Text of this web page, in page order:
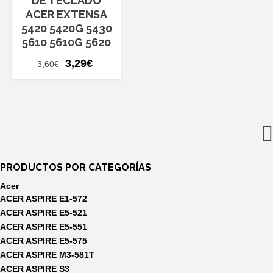
ACER EXTENSA
5420 5420G 5430
5610 5610G 5620
3,60€
El
3,29€
PRODUCTOS POR CATEGORÍAS
Acer
ACER ASPIRE E1-572
ACER ASPIRE E5-521
ACER ASPIRE E5-551
ACER ASPIRE E5-575
ACER ASPIRE M3-581T
ACER ASPIRE S3